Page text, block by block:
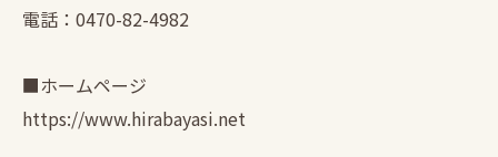
電話：0470-82-4982
■ホームページ
https://www.hirabayasi.net